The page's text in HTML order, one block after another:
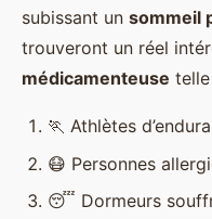
subissant un sommeil
trouveront un réel
médicamenteuse
🏃 Athlètes
😷 Personnes
😴 Dormeurs